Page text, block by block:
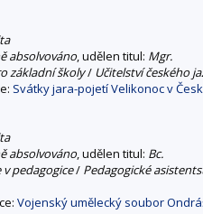
absolvováno, udělen titul: Mgr.
základní školy/ Učitelství českého
Svátky jara-pojetí Velikonoc v
absolvováno, udělen titul: Bc.
v pedagogice/ Pedagogické
Vojenský umělecký soubor